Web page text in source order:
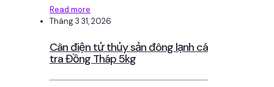
Read more
Tháng 3 31, 2026
Cân điện tử thủy sản đông lạnh cá
tra Đồng Tháp 5kg